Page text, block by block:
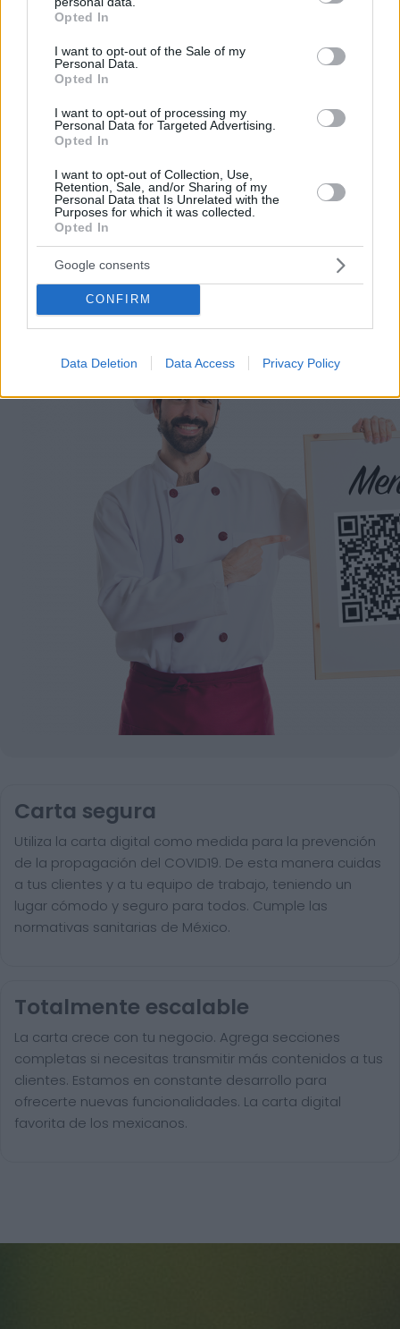
grant or deny consent to Google and its third-party tags to
use your data for below specified purposes in below Google
consent section.
Opted In
I want to opt-out of the Sale of my
Personal Data.
Opted In
I want to opt-out of processing my
Personal Data for Targeted Advertising.
Opted In
I want to opt-out of Collection, Use,
Retention, Sale, and/or Sharing of my
Personal Data that Is Unrelated with the
Purposes for which it was collected.
Opted In
Google consents
CONFIRM
Data Deletion Data Access Privacy Policy
contenido de tu carta de manera visual e
interactiva.
Por eso hemos diseñado un sistema capaz de
ayudar a tu negocio a adaptarse a las
circunstancias actuales que nuestro país está
que pueden ayudarte a aminorar las cargas de
trabajo en tu negocio o empresa para que
puedas ofrecer a tus clientes la seguridad y el
apoyo que merecen. Llega la transformación
digital para quedarse. Menú digital QR para el
sector gastronómico de México con Recafy.
Carta segura
Utiliza la carta digital como medida para la prevención
de la propagación del COVID19. De esta manera cuidas
a tus clientes y a tu equipo de trabajo, teniendo un
lugar cómodo y seguro para todos. Cumple las
normativas sanitarias de México.
Totalmente escalable
La carta crece con tu negocio. Agrega secciones
completas si necesitas transmitir más contenidos a tus
clientes. Estamos en constante desarrollo para
ofrecerte nuevas funcionalidades. La carta digital
favorita de los mexicanos.